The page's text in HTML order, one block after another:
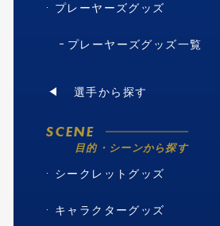
プレーヤーズグッズ
プレーヤーズグッズ一覧
選手から探す
SCENE
目的・シーンから探す
シークレットグッズ
キャラクターグッズ